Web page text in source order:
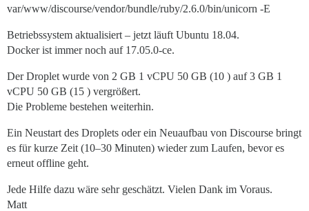
var/www/discourse/vendor/bundle/ruby/2.6.0/bin/unicorn -E
Betriebssystem aktualisiert – jetzt läuft Ubuntu 18.04.
Docker ist immer noch auf 17.05.0-ce.
Der Droplet wurde von 2 GB 1 vCPU 50 GB (10 ) auf 3 GB 1
vCPU 50 GB (15 ) vergrößert.
Die Probleme bestehen weiterhin.
Ein Neustart des Droplets oder ein Neuaufbau von Discourse bringt
es für kurze Zeit (10–30 Minuten) wieder zum Laufen, bevor es
erneut offline geht.
Jede Hilfe dazu wäre sehr geschätzt. Vielen Dank im Voraus.
Matt